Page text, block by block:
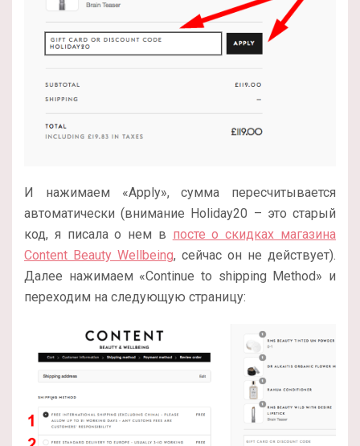
И нажимаем «Apply», сумма пересчитывается
автоматически (внимание Holiday20 – это старый
код, я писала о нем в посте о скидках магазина
Content Beauty Wellbeing, сейчас он не действует).
Далее нажимаем «Continue to shipping Method» и
переходим на следующую страницу: